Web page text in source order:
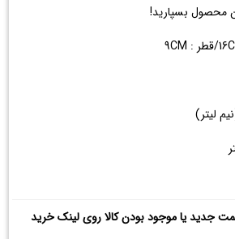
محصول بسپارید!
جدید یا موجود بودن کالا روی لینک خرید